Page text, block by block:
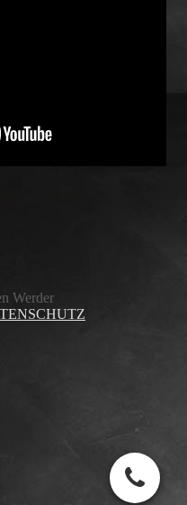
Werder